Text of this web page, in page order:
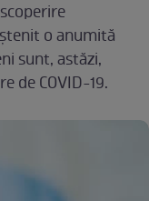
o anumită
sunt, astăzi,
de COVID-19.